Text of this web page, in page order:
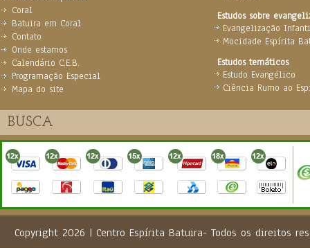
Estudos sobre
Evangelização
Mocidade Espírita
Estudos temáticos
Estudo Evangélico
Ciência Rumo ao
Coral
Batuira em Coral
Contato
Onde estamos
Calendário C.E.B.
Programação Especial
Mapa do site
Copyright 2026 | Centro Espírita Batuira- Todos os